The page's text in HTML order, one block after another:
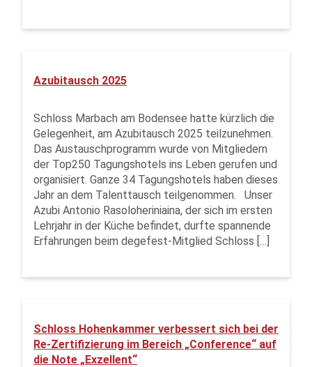
Azubitausch 2025
Schloss Marbach am Bodensee hatte kürzlich die
Gelegenheit, am Azubitausch 2025 teilzunehmen.
Das Austauschprogramm wurde von Mitgliedern
der Top250 Tagungshotels ins Leben gerufen und
organisiert. Ganze 34 Tagungshotels haben dieses
Jahr an dem Talenttausch teilgenommen. Unser
Azubi Antonio Rasoloheriniaina, der sich im ersten
Lehrjahr in der Küche befindet, durfte spannende
Erfahrungen beim degefest-Mitglied Schloss […]
Schloss Hohenkammer verbessert sich bei der
Re-Zertifizierung im Bereich „Conference“ auf
die Note „Exzellent“